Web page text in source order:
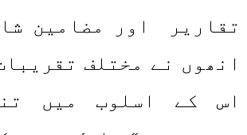
تقاریر اور مضامین
انھوں نے مختلف
اس کے اسلوب میں